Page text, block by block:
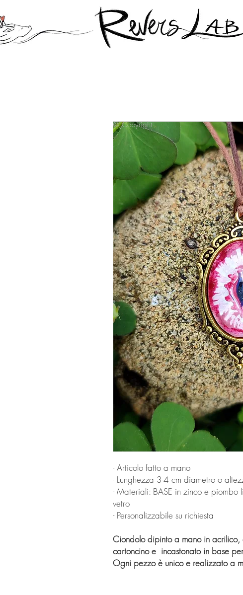
- Articolo fatto a mano
- Lunghezza 3-4 cm diametro o
- Materiali: BASE in zinco e piombo
vetro
- Personalizzabile su richiesta
Ciondolo dipinto a mano in acrilico,
cartoncino e incastonato in base
Ogni pezzo è unico e realizzato a
© Copyright